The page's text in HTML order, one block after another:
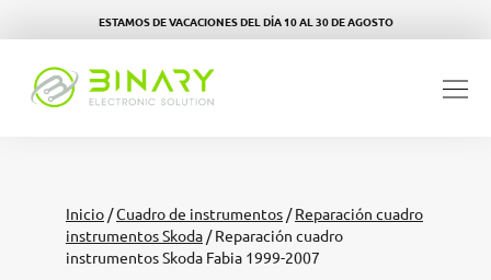
ESTAMOS DE VACACIONES DEL DÍA 10 AL 30 DE AGOSTO
Inicio /Cuadro de instrumentos /Reparación cuadro
instrumentos Skoda / Reparación cuadro
instrumentos Skoda Fabia 1999-2007